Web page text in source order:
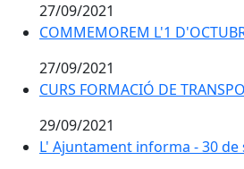
27/09/2021
COMMEMOREM L'1
COMMEMOREM L'1
27/09/2021
CURS FORMACIÓ DE
CURS FORMACIÓ DE
29/09/2021
L' Ajuntament informa - 30 de
L' Ajuntament informa - 30 de